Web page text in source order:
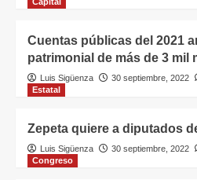
Cuentas públicas del 2021
patrimonial de más de 3 mil
Luis Sigüenza 30 septiembre, 2022
Estatal
Zepeta quiere a diputados
Luis Sigüenza 30 septiembre, 2022
Congreso